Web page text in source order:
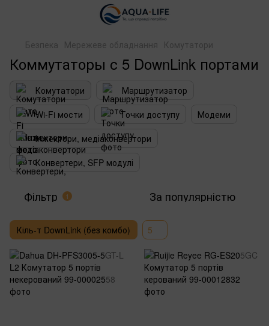
Безпека Мережеве обладнання Комутатори
Коммутаторы с 5 DownLink портами
Комутатори
Маршрутизатор
Wi-Fi мости
Точки доступу
Модеми
Інжектори, медіаконвертори
Конвертери, SFP модулі
Фільтр 1 За популярністю
Кіль-т DownLink (без комбо) 5